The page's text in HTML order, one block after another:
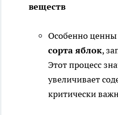
веществ
Особенно
сорта яблок,
Этот процесс
увеличивает
критически